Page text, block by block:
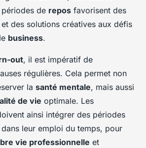
de repos favorisent des
des solutions créatives aux défis
business.
out, il est impératif de
régulières. Cela permet non
la santé mentale, mais aussi
de vie optimale. Les
ainsi intégrer des périodes
dans leur emploi du temps, pour
vie professionnelle et